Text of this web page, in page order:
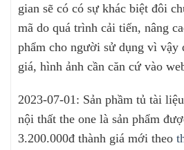
gian sẽ có có sự khác biệt đôi
mã do quá trình cải tiến, nâng
phẩm cho người sử dụng vì vậy
giá, hình ảnh cần căn cứ vào
2023-07-01: Sản phầm tủ tài
nội thất the one là sản phẩm
3.200.000đ thành giá mới theo